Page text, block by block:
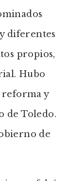
diferentes
propios,
Hubo
reforma y
de Toledo.
de